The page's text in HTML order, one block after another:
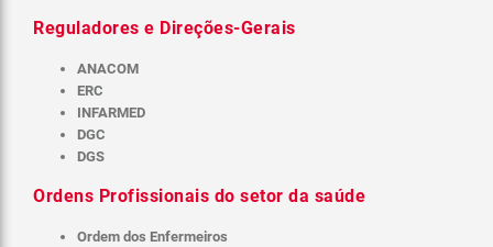
Reguladores e Direções-Gerais
ANACOM
ERC
INFARMED
DGC
DGS
Ordens Profissionais do setor da saúde
Ordem dos Enfermeiros